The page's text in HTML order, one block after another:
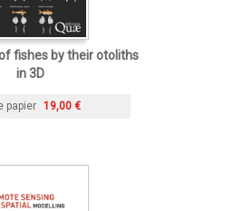
fishes by their otoliths
in 3D
papier 19,00 €